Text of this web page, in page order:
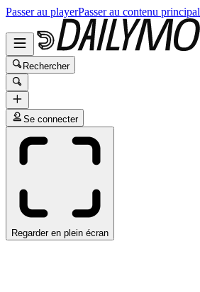
Passer au playerPasser au contenu principal
Rechercher
Se connecter
Regarder en plein écran